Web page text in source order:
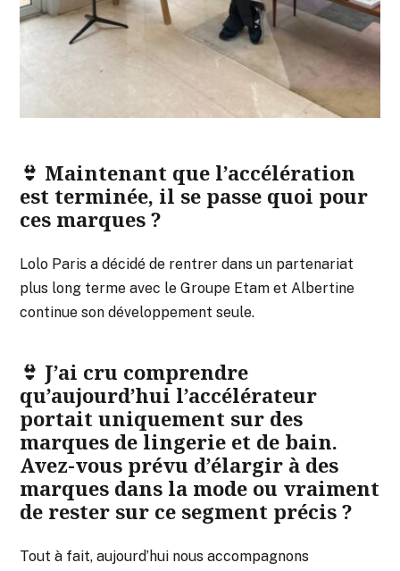
👙 Maintenant que l’accélération
est terminée, il se passe quoi pour
ces marques ?
Lolo Paris a décidé de rentrer dans un partenariat
plus long terme avec le Groupe Etam et Albertine
continue son développement seule.
👙 J’ai cru comprendre
qu’aujourd’hui l’accélérateur
portait uniquement sur des
marques de lingerie et de bain.
Avez-vous prévu d’élargir à des
marques dans la mode ou vraiment
de rester sur ce segment précis ?
Tout à fait, aujourd’hui nous accompagnons